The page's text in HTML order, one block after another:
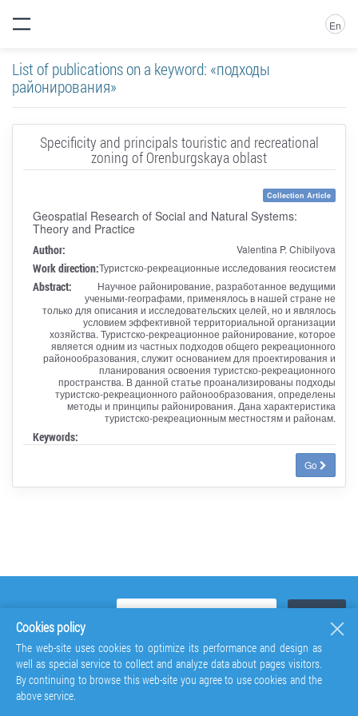
En
List of publications on a keyword: «подходы
районирования»
Specificity and principals touristic and recreational
zoning of Orenburgskaya oblast
Collection Article
Geospatial Research of Social and Natural Systems:
Theory and Practice
Author: Valentina P. Chibilyova
Work direction:Туристско-рекреационные исследования геосистем
Abstract:
Научное районирование, разработанное ведущими
учеными-географами, применялось в нашей стране не
только для описания и исследовательских целей, но и являлось
условием эффективной территориальной организации
хозяйства. Туристско-рекреационное районирование, которое
является одним из частных подходов общего рекреационного
районообразования, служит основанием для проектирования и
планирования освоения туристско-рекреационного
пространства. В данной статье проанализированы подходы
туристско-рекреационного районообразования, определены
методы и принципы районирования. Дана характеристика
туристско-рекреационным местностям и районам.
Keywords:
Go
Cookies policy
The web-site uses cookies to optimize its performance and design as
well as special service to collect and analyze data about pages visitors.
By continuing to browse this web-site you agree to use cookies and the
above service.